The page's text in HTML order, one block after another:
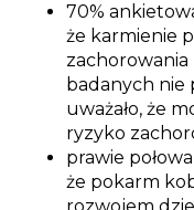
70%
że karmienie
zachorowania
badanych nie
uważało, że
ryzyko
prawie
że pokarm